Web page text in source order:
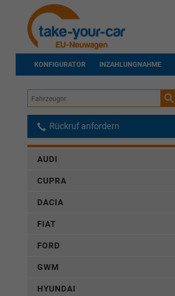
KONFIGURATOR INZAHLUNGNAHME
Fahrzeugnr.
Rückruf anfordern
AUDI
CUPRA
DACIA
FIAT
FORD
GWM
HYUNDAI